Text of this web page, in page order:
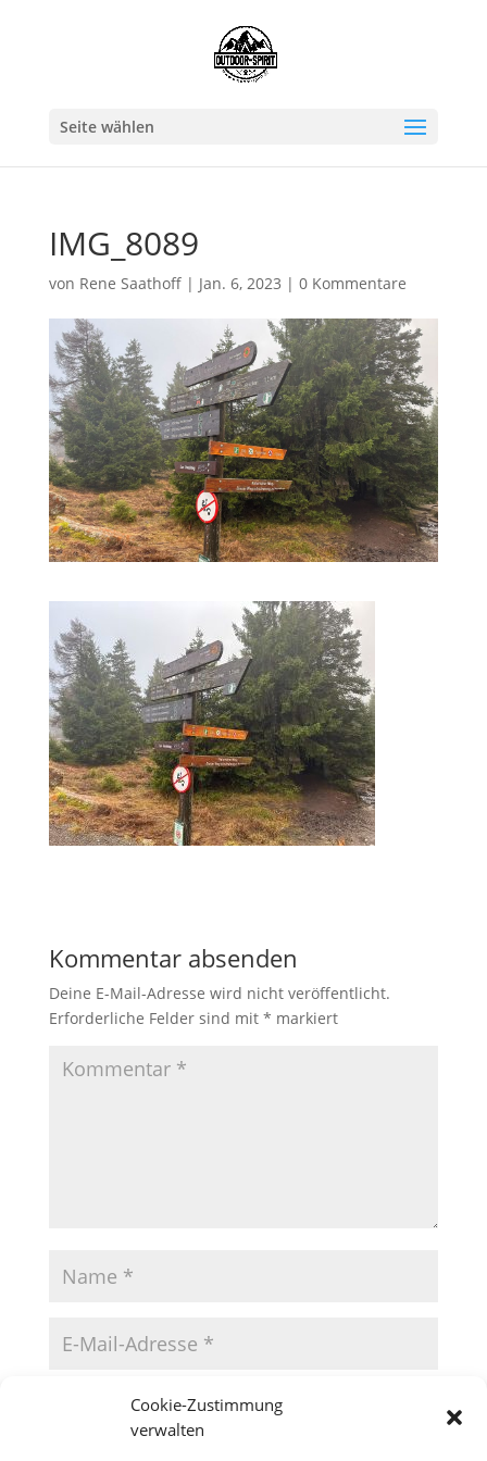
Cookie-Zustimmung
verwalten
Seite wählen
IMG_8089
von Rene Saathoff| Jan. 6, 2023 | 0 Kommentare
Kommentar absenden
Deine E-Mail-Adresse wird nicht veröffentlicht.
Erforderliche Felder sind mit * markiert